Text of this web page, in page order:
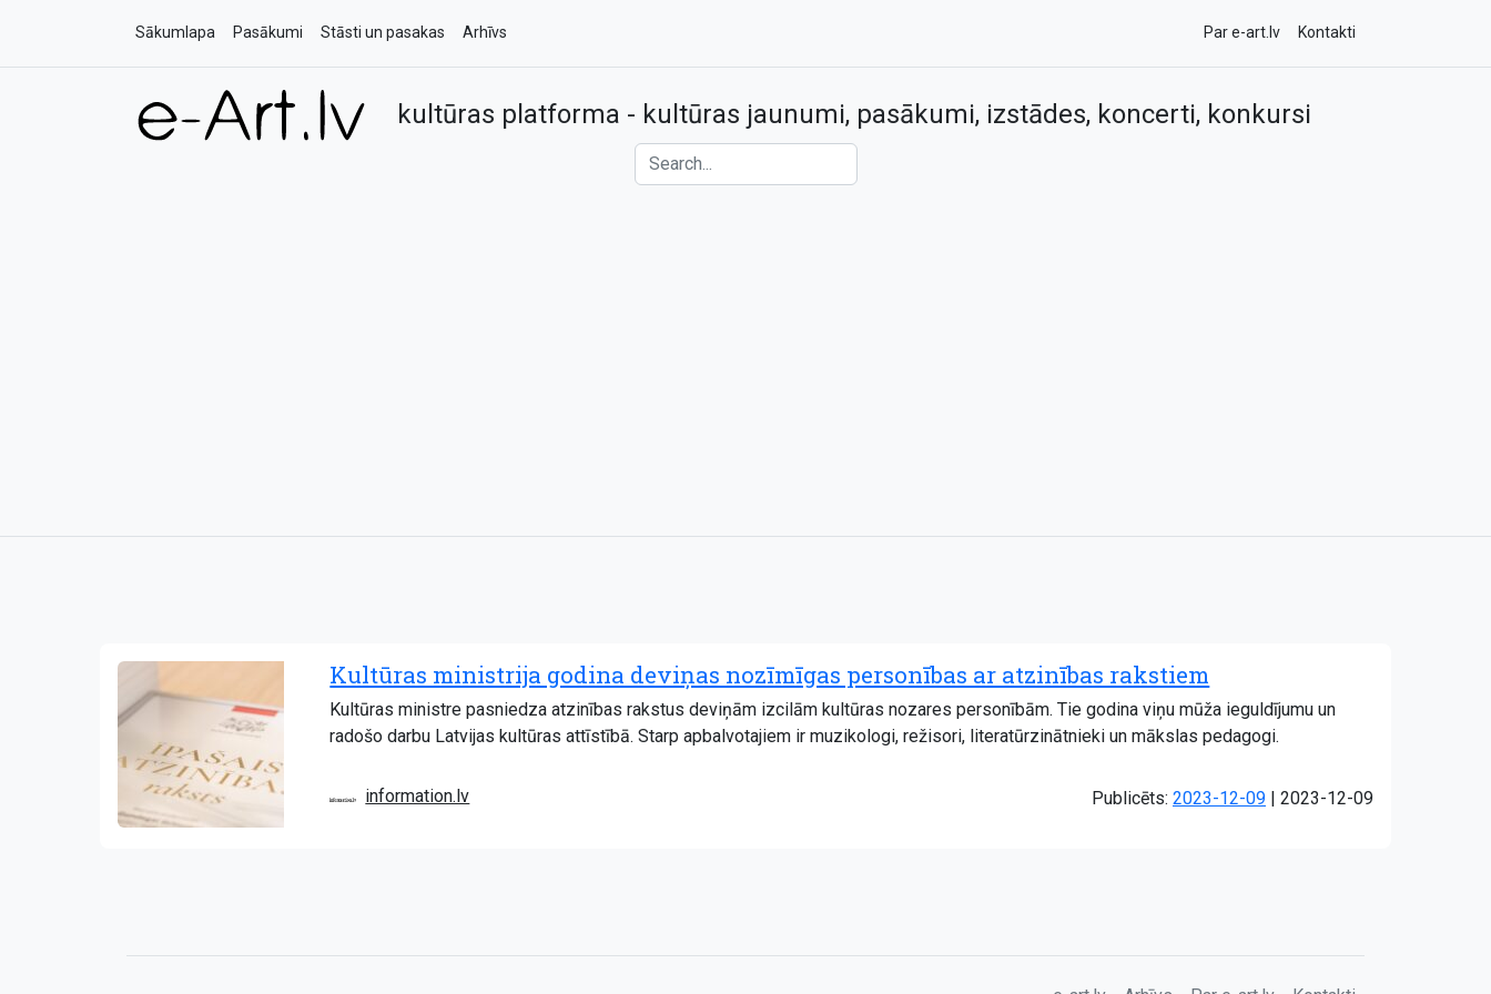
Sākumlapa Pasākumi Stāsti un pasakas Arhīvs Par e-art.lv Kontakti
kultūras platforma - kultūras jaunumi, pasākumi, izstādes, koncerti, konkursi
Kultūras ministrija godina deviņas nozīmīgas personības ar atzinības rakstiem
Kultūras ministre pasniedza atzinības rakstus deviņām izcilām kultūras nozares personībām. Tie godina viņu mūža ieguldījumu un
radošo darbu Latvijas kultūras attīstībā. Starp apbalvotajiem ir muzikologi, režisori, literatūrzinātnieki un mākslas pedagogi.
information.lv Publicēts: 2023-12-09 Atjaunots:
2023-12-09